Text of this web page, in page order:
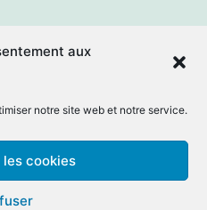
aux
notre site web et notre service.
cookies
de confidentialité